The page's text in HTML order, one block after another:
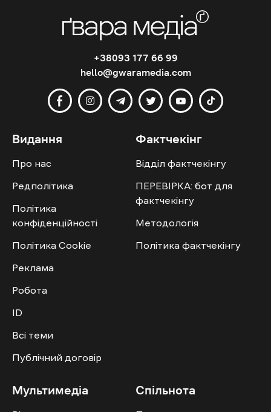
+38093 177 66 99
hello@gwaramedia.com
Видання
Про нас
Редполітика
Політика
конфіденційності
Політика Cookie
Реклама
Робота
ID
Всі теми
Публічний договір
Фактчекінг
Відділ фактчекінгу
ПЕРЕВІРКА: бот для
фактчекінгу
Методологія
Політика фактчекінгу
Мультимедіа Спільнота